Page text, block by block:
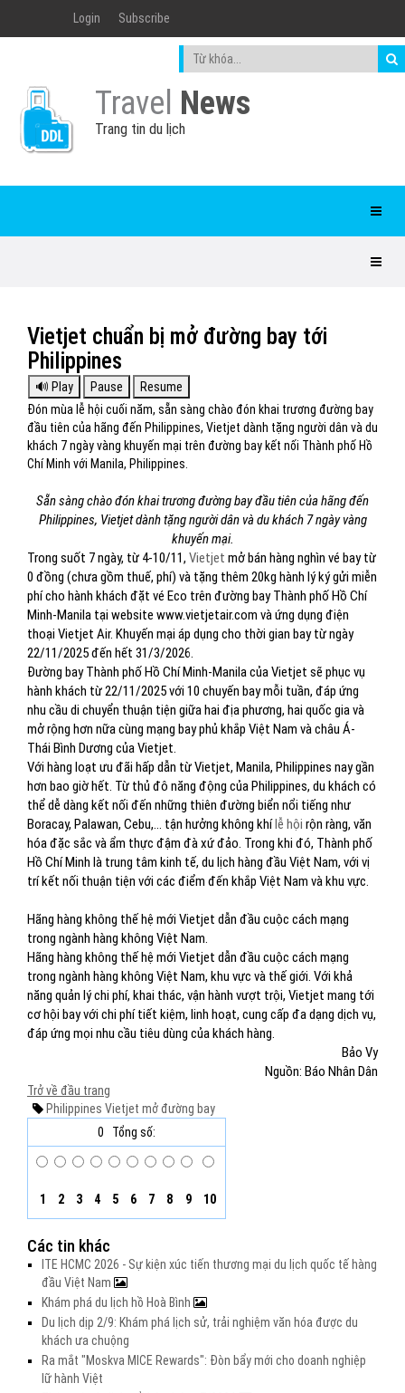
Login Subscribe
Travel News
Trang tin du lịch
Vietjet chuẩn bị mở đường bay tới
Philippines
Đón mùa lễ hội cuối năm, sẵn sàng chào đón khai trương đường bay
đầu tiên của hãng đến Philippines, Vietjet dành tặng người dân và du
khách 7 ngày vàng khuyến mại trên đường bay kết nối Thành phố Hồ
Chí Minh với Manila, Philippines.
Sẵn sàng chào đón khai trương đường bay đầu tiên của hãng đến
Philippines, Vietjet dành tặng người dân và du khách 7 ngày vàng
khuyến mại.
Trong suốt 7 ngày, từ 4-10/11, Vietjet mở bán hàng nghìn vé bay từ
0 đồng (chưa gồm thuế, phí) và tặng thêm 20kg hành lý ký gửi miễn
phí cho hành khách đặt vé Eco trên đường bay Thành phố Hồ Chí
Minh-Manila tại website www.vietjetair.com và ứng dụng điện
thoại Vietjet Air. Khuyến mại áp dụng cho thời gian bay từ ngày
22/11/2025 đến hết 31/3/2026.
Đường bay Thành phố Hồ Chí Minh-Manila của Vietjet sẽ phục vụ
hành khách từ 22/11/2025 với 10 chuyến bay mỗi tuần, đáp ứng
nhu cầu di chuyển thuận tiện giữa hai địa phương, hai quốc gia và
mở rộng hơn nữa cùng mạng bay phủ khắp Việt Nam và châu Á-
Thái Bình Dương của Vietjet.
Với hàng loạt ưu đãi hấp dẫn từ Vietjet, Manila, Philippines nay gần
hơn bao giờ hết. Từ thủ đô năng động của Philippines, du khách có
thể dễ dàng kết nối đến những thiên đường biển nổi tiếng như
Boracay, Palawan, Cebu,… tận hưởng không khílễ hội rộn ràng, văn
hóa đặc sắc và ẩm thực đậm đà xứ đảo. Trong khi đó, Thành phố
Hồ Chí Minh là trung tâm kinh tế, du lịch hàng đầu Việt Nam, với vị
trí kết nối thuận tiện với các điểm đến khắp Việt Nam và khu vực.
Hãng hàng không thế hệ mới Vietjet dẫn đầu cuộc cách mạng
trong ngành hàng không Việt Nam.
Hãng hàng không thế hệ mới Vietjet dẫn đầu cuộc cách mạng
trong ngành hàng không Việt Nam, khu vực và thế giới. Với khả
năng quản lý chi phí, khai thác, vận hành vượt trội, Vietjet mang tới
cơ hội bay với chi phí tiết kiệm, linh hoạt, cung cấp đa dạng dịch vụ,
đáp ứng mọi nhu cầu tiêu dùng của khách hàng.
Bảo Vy
Nguồn: Báo Nhân Dân
Trở về đầu trang
Philippines Vietjet mở đường bay
0
Tổng số:
1 2 3 4 5 6 7 8 9 10
Các tin khác
ITE HCMC 2026 - Sự kiện xúc tiến thương mại du lịch quốc tế hàng
đầu Việt Nam
Khám phá du lịch hồ Hoà Bình
Du lịch dịp 2/9: Khám phá lịch sử, trải nghiệm văn hóa được du
khách ưa chuộng
Ra mắt "Moskva MICE Rewards": Đòn bẩy mới cho doanh nghiệp
lữ hành Việt